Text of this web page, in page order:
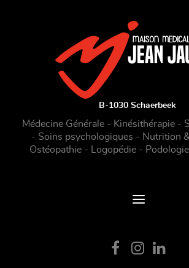
B-1030 Schaerbeek
Médecine Générale - Kinésithérapie -
- Soins psychologiques - Nutrition
Ostéopathie - Logopédie -